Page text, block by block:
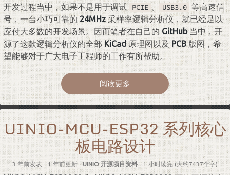
开发过程当中，如果不是用于调试 PCIE 、 USB3.0 等高速信
号，一台小巧可靠的24MHz采样率逻辑分析仪，就已经足以
应付大多数的开发场景。因而笔者在自己的GitHub当中，开
源了这款逻辑分析仪的全部 KiCad原理图以及 PCB版图，希
望能够对于广大电子工程师的工作有所帮助。
阅读更多
3 年前发表 1 年前更新 UINIO 开源项目资料 1 小时读完 (大约7437个字)
UINIO-MCU-ESP32 系列核心
板电路设计